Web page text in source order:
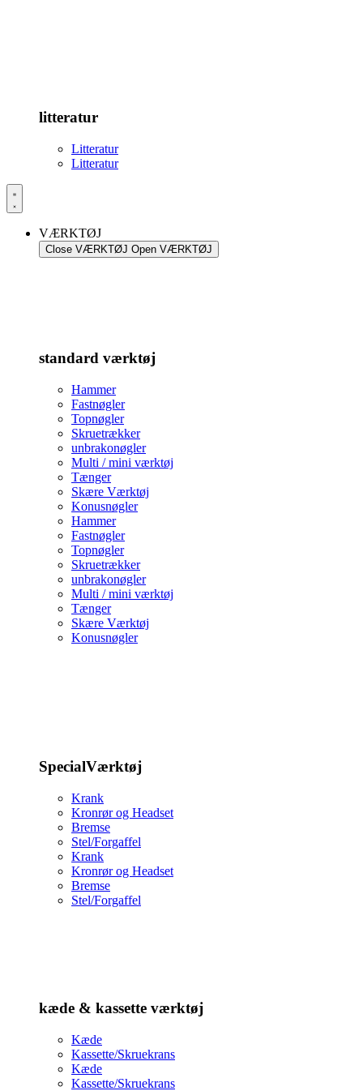
litteratur
Litteratur
Litteratur
VÆRKTØJ
Close VÆRKTØJ Open VÆRKTØJ
standard værktøj
Hammer
Fastnøgler
Topnøgler
Skruetrækker
unbrakonøgler
Multi / mini værktøj
Tænger
Skære Værktøj
Konusnøgler
Hammer
Fastnøgler
Topnøgler
Skruetrækker
unbrakonøgler
Multi / mini værktøj
Tænger
Skære Værktøj
Konusnøgler
SpecialVærktøj
Krank
Kronrør og Headset
Bremse
Stel/Forgaffel
Krank
Kronrør og Headset
Bremse
Stel/Forgaffel
kæde & kassette værktøj
Kæde
Kassette/Skruekrans
Kæde
Kassette/Skruekrans